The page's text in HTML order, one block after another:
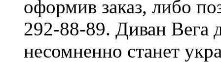
оформив заказ, либо
292-88-89. Диван Вега
несомненно станет